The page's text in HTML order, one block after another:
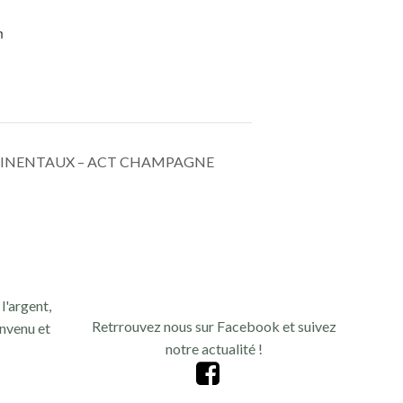
– ACT CHAMPAGNE
et
Retrrouvez nous sur Facebook et suivez
notre actualité !